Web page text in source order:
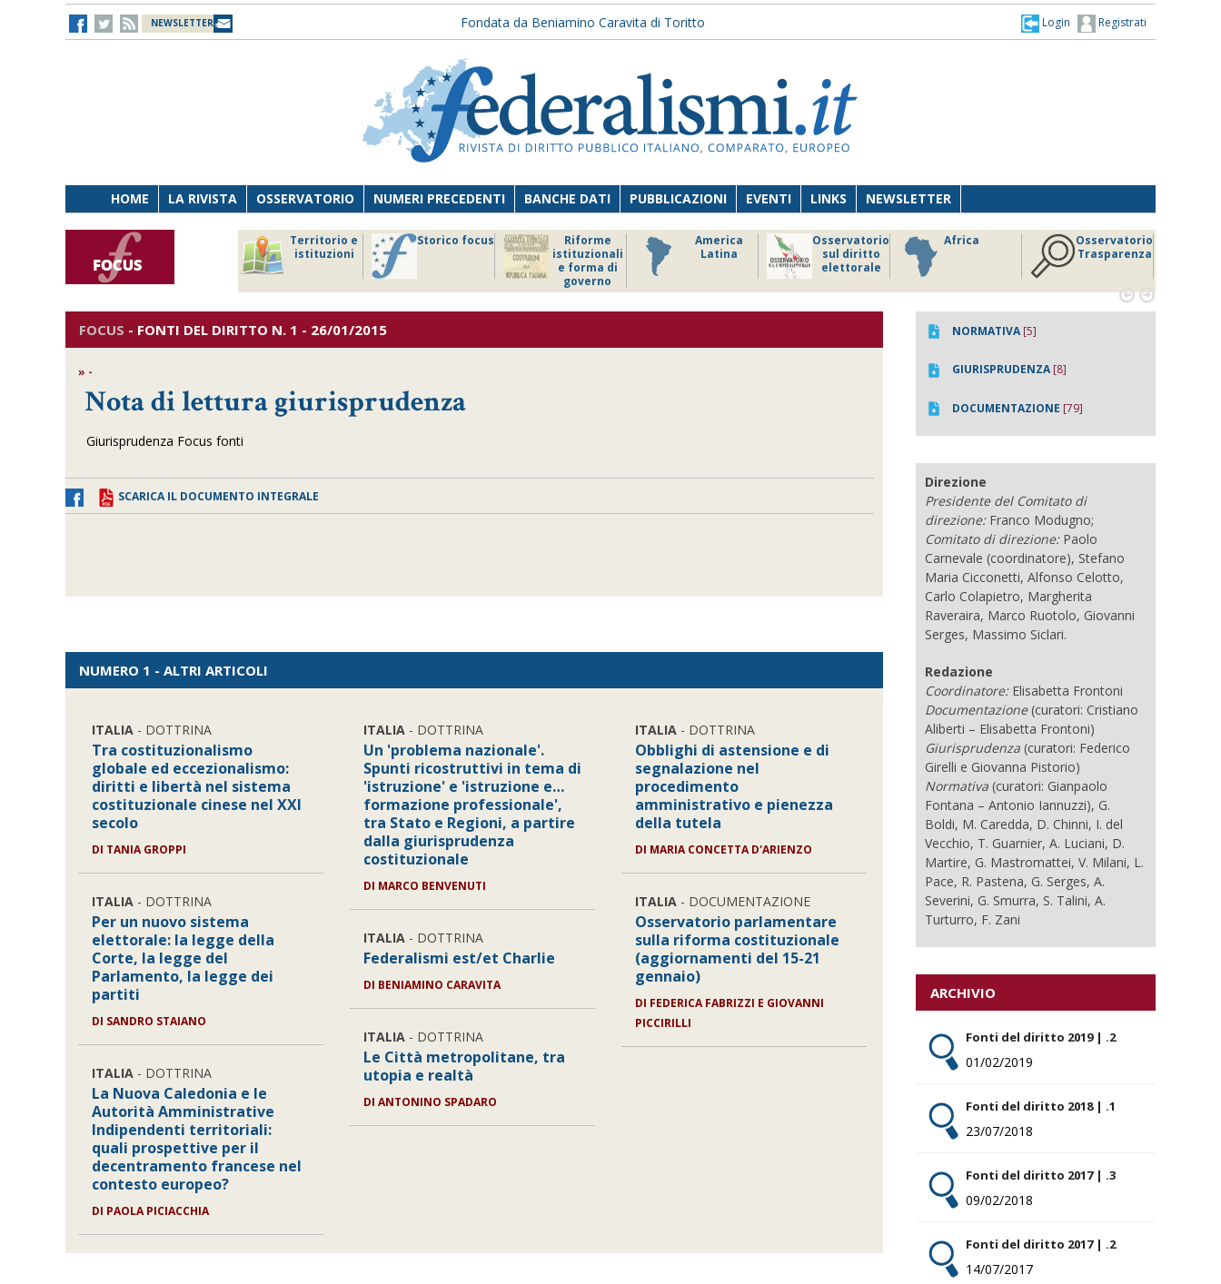
NEWSLETTER Fondata da Beniamino Caravita di Toritto Registrati
Login
HOME LA RIVISTA OSSERVATORIO NUMERI PRECEDENTI BANCHE DATI PUBBLICAZIONI EVENTI LINKS NEWSLETTER
Territorio e
istituzioni
Storico focus
Riforme
istituzionali
e forma di
governo
America
Latina
Osservatorio
sul diritto
elettorale
Africa
Osservatorio
Trasparenza
 
FOCUS - FONTI DEL DIRITTO N. 1 - 26/01/2015
» -
Nota di lettura giurisprudenza
Giurisprudenza Focus fonti
SCARICA IL DOCUMENTO INTEGRALE
NUMERO 1 - ALTRI ARTICOLI
ITALIA - DOTTRINA
Tra costituzionalismo
globale ed eccezionalismo:
diritti e libertà nel sistema
costituzionale cinese nel XXI
secolo
DI TANIA GROPPI
ITALIA - DOTTRINA
Per un nuovo sistema
elettorale: la legge della
Corte, la legge del
Parlamento, la legge dei
partiti
DI SANDRO STAIANO
ITALIA - DOTTRINA
La Nuova Caledonia e le
Autorità Amministrative
Indipendenti territoriali:
quali prospettive per il
decentramento francese nel
contesto europeo?
DI PAOLA PICIACCHIA
ITALIA - DOTTRINA
Un 'problema nazionale'.
Spunti ricostruttivi in tema di
'istruzione' e 'istruzione e…
formazione professionale',
tra Stato e Regioni, a partire
dalla giurisprudenza
costituzionale
DI MARCO BENVENUTI
ITALIA - DOTTRINA
Federalismi est/et Charlie
DI BENIAMINO CARAVITA
ITALIA - DOTTRINA
Le Città metropolitane, tra
utopia e realtà
DIANTONINO SPADARO
ITALIA- DOTTRINA
Obblighi di astensione e di
segnalazione nel
procedimento
amministrativo e pienezza
della tutela
DI MARIA CONCETTA D'ARIENZO
ITALIA- DOCUMENTAZIONE
Osservatorio parlamentare
sulla riforma costituzionale
(aggiornamenti del 15-21
gennaio)
DI FEDERICA FABRIZZI E GIOVANNI
PICCIRILLI
NORMATIVA[5]
GIURISPRUDENZA[8]
DOCUMENTAZIONE [79]
Direzione
Presidente del Comitato di
direzione:Franco Modugno;
Comitato di direzione:Paolo
Carnevale (coordinatore), Stefano
Maria Cicconetti, Alfonso Celotto,
Carlo Colapietro, Margherita
Raveraira, Marco Ruotolo, Giovanni
Serges, Massimo Siclari.
Redazione
Coordinatore:Elisabetta Frontoni
Documentazione(curatori: Cristiano
Aliberti – Elisabetta Frontoni)
Giurisprudenza (curatori: Federico
Girelli e Giovanna Pistorio)
Normativa (curatori: Gianpaolo
Fontana – Antonio Iannuzzi), G.
Boldi, M. Caredda, D. Chinni, I. del
Vecchio, T. Guarnier, A. Luciani, D.
Martire, G. Mastromattei, V. Milani, L.
Pace, R. Pastena, G. Serges, A.
Severini, G. Smurra, S. Talini, A.
Turturro, F. Zani
ARCHIVIO
Fonti del diritto 2019 | .2
01/02/2019
Fonti del diritto 2018 | .1
23/07/2018
Fonti del diritto 2017 | .3
09/02/2018
Fonti del diritto 2017 | .2
14/07/2017